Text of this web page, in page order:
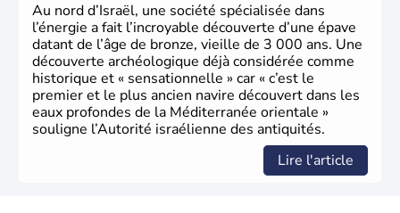
Au nord d’Israël, une société spécialisée dans
l’énergie a fait l’incroyable découverte d’une épave
datant de l’âge de bronze, vieille de 3 000 ans. Une
découverte archéologique déjà considérée comme
historique et « sensationnelle » car « c’est le
premier et le plus ancien navire découvert dans les
eaux profondes de la Méditerranée orientale »
souligne l’Autorité israélienne des antiquités.
Lire l'article